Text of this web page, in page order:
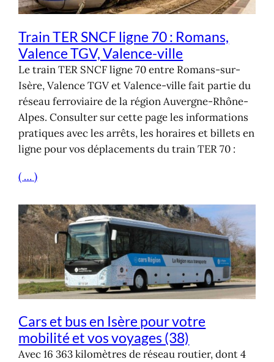
Train TER SNCF ligne 70 : Romans,
Valence TGV, Valence-ville
Le train TER SNCF ligne 70 entre Romans-sur-
Isère, Valence TGV et Valence-ville fait partie du
réseau ferroviaire de la région Auvergne-Rhône-
Alpes. Consulter sur cette page les informations
pratiques avec les arrêts, les horaires et billets en
ligne pour vos déplacements du train TER 70 :
( … )
Cars et bus en Isère pour votre
mobilité et vos voyages (38)
Avec 16 363 kilomètres de réseau routier, dont 4